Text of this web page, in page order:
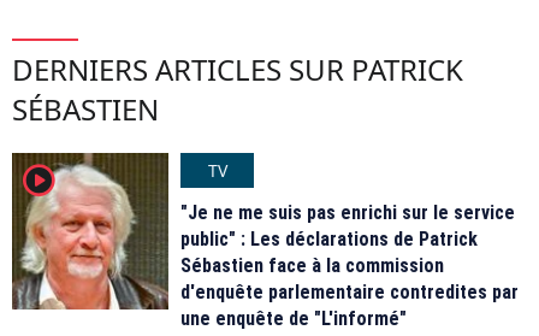
DERNIERS ARTICLES SUR PATRICK
SÉBASTIEN
player2
TV
"Je ne me suis pas enrichi sur le service
public" : Les déclarations de Patrick
Sébastien face à la commission
d'enquête parlementaire contredites par
une enquête de "L'informé"